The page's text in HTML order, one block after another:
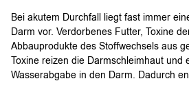
Bei akutem Durchfall liegt fast immer
Darm vor. Verdorbenes Futter, Toxine
Abbauprodukte des Stoffwechsels aus
Toxine reizen die Darmschleimhaut und
Wasserabgabe in den Darm. Dadurch